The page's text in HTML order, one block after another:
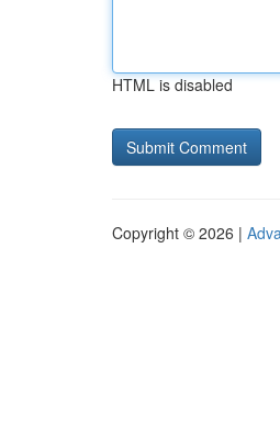
HTML is disabled
Copyright © 2026 |